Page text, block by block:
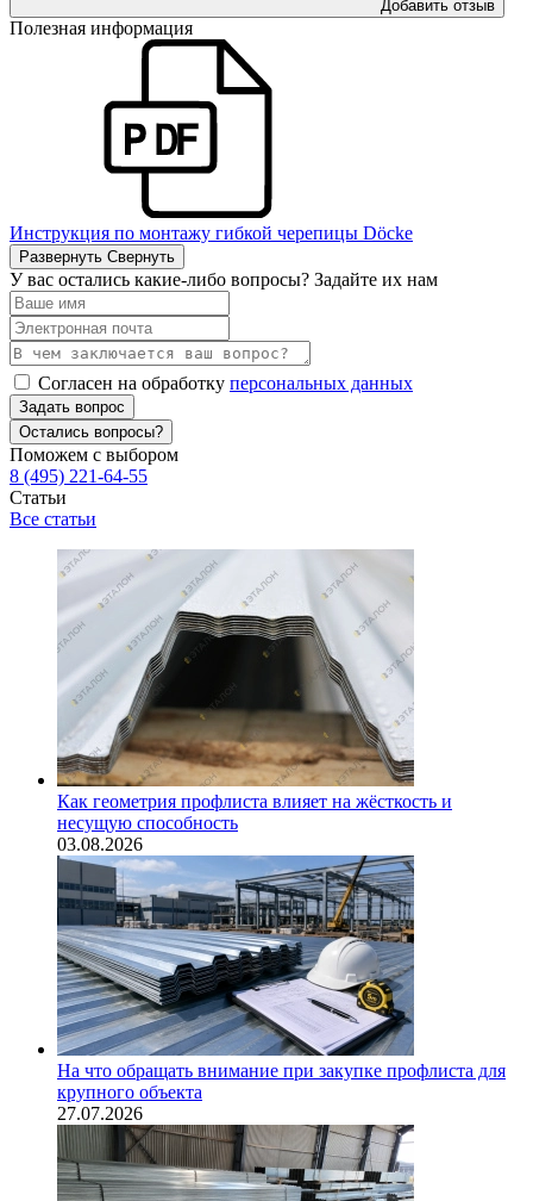
Добавить отзыв
Полезная информация
Инструкция по монтажу гибкой черепицы Döcke
Развернуть Свернуть
У вас остались какие-либо вопросы? Задайте их нам
Согласен на обработку персональных данных
Задать вопрос
Остались вопросы?
Поможем с выбором
8 (495) 221-64-55
Статьи
Все статьи
Как геометрия профлиста влияет на жёсткость и
несущую способность
03.08.2026
На что обращать внимание при закупке профлиста для
крупного объекта
27.07.2026